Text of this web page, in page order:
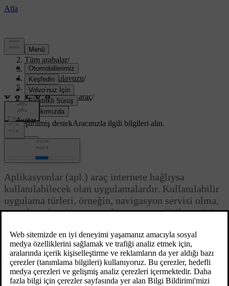
Destek
Tüm arabalar/
XC70 2016/
Kullanıcı kılavuzu/
Infotainment/
İnternete bağlı araç/
Aplikasyonlar
Özelleştirilmiş destekAracınızla ilgili bilgileri alın.
Güncel 08.06.2023
Aplikasyonlar
Aplikasyonlar (apl.) araç internete bağlıysa
kullanılabilecek olan uygulamalardır. Kullanılabilir
uygulama türleri, örneğin, navigasyon servisi olma,
sosyal medya, internet radyosu veya müzik servisi.
Temel kullanım ve navigasyon içinsistem yönetimi ve menü
navigasyonubölümlerini okuyun.
Uygulamaların kullanılması için araç öncelikleİnternete bağlı
olmalıdır.